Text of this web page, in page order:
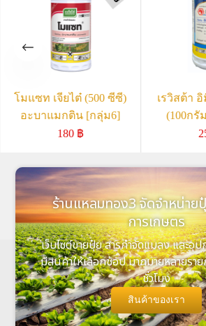
โมแซท เจียไต๋ (500 ซีซี)
อะบาแมกติน [กลุ่ม6]
180 ฿
เรวิสต้า
(100กรั
ร้านแหลมทอง3 จัดจำหน่า
การเกษตร
เว็บไซต์ขายปุ๋ย สารกำจัดแมลง และอุ
มีสินค้าให้เลือกช้อป มากมายหลายรา
ชั่วโมง
สินค้าของเรา